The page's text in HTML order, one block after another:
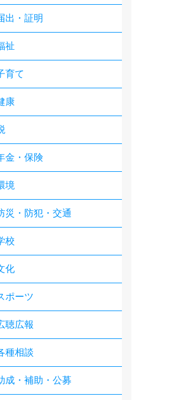
出・証明
祉
育て
康
金・保険
境
災・防犯・交通
校
化
ポーツ
聴広報
種相談
成・補助・公募